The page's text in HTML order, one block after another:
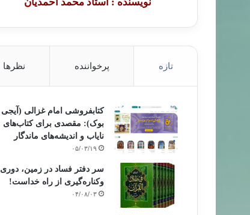
تازه پرخواننده نظرها
کتابفروشی امام غزالی (آیجی
بوک): مقصدی برای کتاب‌های
نایاب و اندیشه‌های ماندگار
۰۵/۰۳/۱۹
سر دفتر فساد در زمین‌، دوری
وکناره‌گیری از راه خداست‌!
۰۴/۰۸/۰۳